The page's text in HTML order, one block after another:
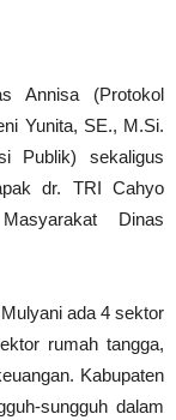
Annisa (Protokol
Yunita, SE., M.Si.
Publik) sekaligus
dr. TRI Cahyo
Dinas
ada 4 sektor
rumah tangga,
Kabupaten
sungguh dalam